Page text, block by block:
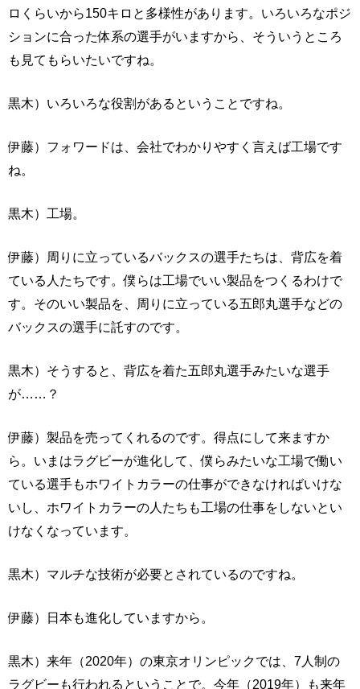
ロくらいから150キロと多様性があります。いろいろなポジ
ションに合った体系の選手がいますから、そういうところ
も見てもらいたいですね。
黒木）いろいろな役割があるということですね。
伊藤）フォワードは、会社でわかりやすく言えば工場です
ね。
黒木）工場。
伊藤）周りに立っているバックスの選手たちは、背広を着
ている人たちです。僕らは工場でいい製品をつくるわけで
す。そのいい製品を、周りに立っている五郎丸選手などの
バックスの選手に託すのです。
黒木）そうすると、背広を着た五郎丸選手みたいな選手
が……？
伊藤）製品を売ってくれるのです。得点にして来ますか
ら。いまはラグビーが進化して、僕らみたいな工場で働い
ている選手もホワイトカラーの仕事ができなければいけな
いし、ホワイトカラーの人たちも工場の仕事をしないとい
けなくなっています。
黒木）マルチな技術が必要とされているのですね。
伊藤）日本も進化していますから。
黒木）来年（2020年）の東京オリンピックでは、7人制の
ラグビーも行われるということで。今年（2019年）も来年